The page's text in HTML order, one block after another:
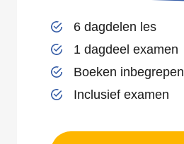
6 dagdelen les
1 dagdeel examen
Boeken inbegrepen
Inclusief examen